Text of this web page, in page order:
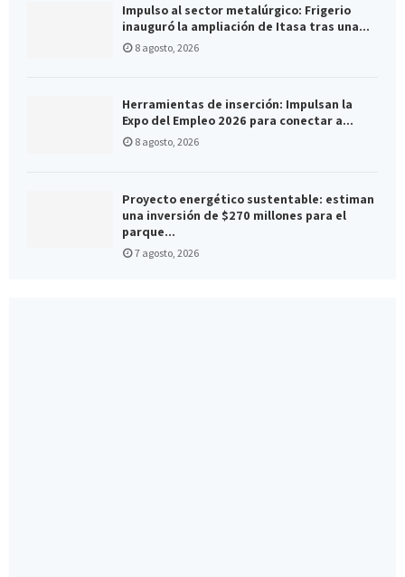
Impulso al sector metalúrgico: Frigerio
inauguró la ampliación de Itasa tras una...
8 agosto, 2026
Herramientas de inserción: Impulsan la
Expo del Empleo 2026 para conectar a...
8 agosto, 2026
Proyecto energético sustentable: estiman
una inversión de $270 millones para el
parque...
7 agosto, 2026